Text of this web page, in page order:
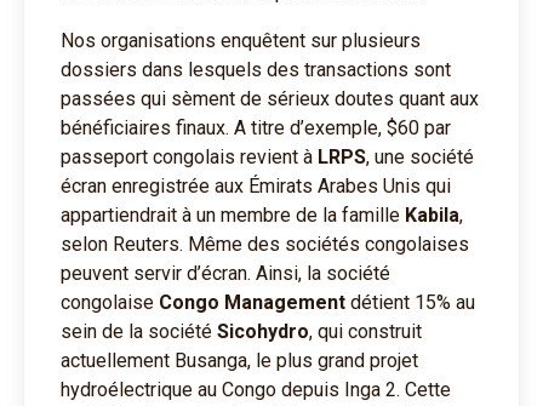
Nos organisations enquêtent sur plusieurs
dossiers dans lesquels des transactions sont
passées qui sèment de sérieux doutes quant aux
bénéficiaires finaux. A titre d’exemple, $60 par
passeport congolais revient à LRPS, une société
écran enregistrée aux Émirats Arabes Unis qui
appartiendrait à un membre de la famille Kabila,
selon Reuters. Même des sociétés congolaises
peuvent servir d’écran. Ainsi, la société
congolaise Congo Management détient 15% au
sein de la société Sicohydro, qui construit
actuellement Busanga, le plus grand projet
hydroélectrique au Congo depuis Inga 2. Cette